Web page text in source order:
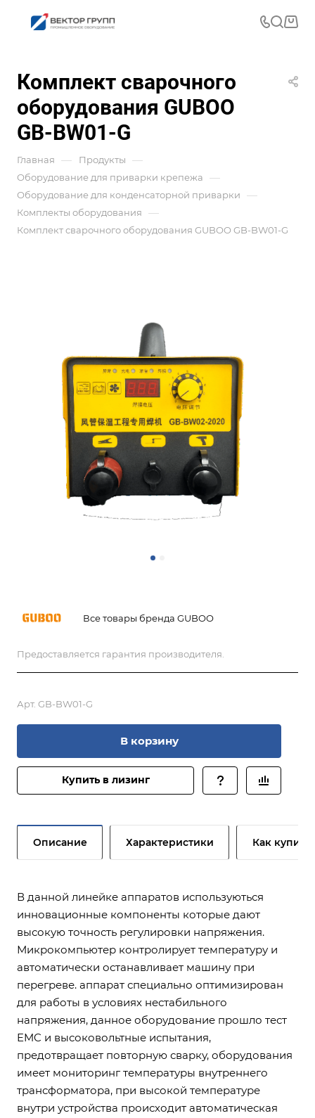
Комплект сварочного
оборудования GUBOO
GB-BW01-G
Главная — Продукты —
Оборудование для приварки крепежа —
Оборудование для конденсаторной приварки —
Комплекты оборудования —
Комплект сварочного оборудования GUBOO GB-BW01-G
Все товары бренда GUBOO
Предоставляется гарантия производителя.
Арт. GB-BW01-G
В корзину
Купить в лизинг
Описание Характеристики Как купить
В данной линейке аппаратов используються
инновационные компоненты которые дают
высокую точность регулировки напряжения.
Микрокомпьютер контролирует температуру и
автоматически останавливает машину при
перегреве. аппарат специально оптимизирован
для работы в условиях нестабильного
напряжения, данное оборудование прошло тест
EMC и высоковольтные испытания,
предотвращает повторную сварку, оборудования
имеет мониторинг температуры внутреннего
трансформатора, при высокой температуре
внутри устройства происходит автоматическая